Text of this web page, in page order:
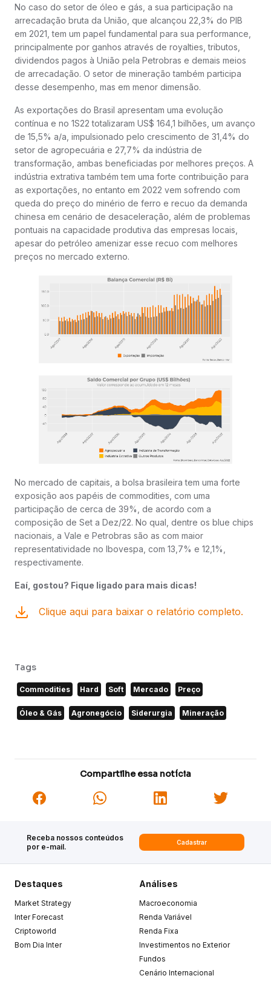
No caso do setor de óleo e gás, a sua participação na
arrecadação bruta da União, que alcançou 22,3% do PIB
em 2021, tem um papel fundamental para sua performance,
principalmente por ganhos através de royalties, tributos,
dividendos pagos à União pela Petrobras e demais meios
de arrecadação. O setor de mineração também participa
desse desempenho, mas em menor dimensão.
As exportações do Brasil apresentam uma evolução
contínua e no 1S22 totalizaram US$ 164,1 bilhões, um avanço
de 15,5% a/a, impulsionado pelo crescimento de 31,4% do
setor de agropecuária e 27,7% da indústria de
transformação, ambas beneficiadas por melhores preços. A
indústria extrativa também tem uma forte contribuição para
as exportações, no entanto em 2022 vem sofrendo com
queda do preço do minério de ferro e recuo da demanda
chinesa em cenário de desaceleração, além de problemas
pontuais na capacidade produtiva das empresas locais,
apesar do petróleo amenizar esse recuo com melhores
preços no mercado externo.
No mercado de capitais, a bolsa brasileira tem uma forte
exposição aos papéis de commodities, com uma
participação de cerca de 39%, de acordo com a
composição de Set a Dez/22. No qual, dentre os blue chips
nacionais, a Vale e Petrobras são as com maior
representatividade no Ibovespa, com 13,7% e 12,1%,
respectivamente.
Eaí, gostou? Fique ligado para mais dicas!
Clique aqui para baixar o relatório completo.
Tags
Commodities Hard Soft Mercado Preço
Óleo & Gás Agronegócio Siderurgia Mineração
Compartilhe essa notícia
Receba nossos conteúdos
por e-mail.
Cadastrar
Destaques
Market Strategy
Inter Forecast
Criptoworld
Bom Dia Inter
Análises
Macroeconomia
Renda Variável
Renda Fixa
Investimentos no Exterior
Fundos
Cenário Internacional